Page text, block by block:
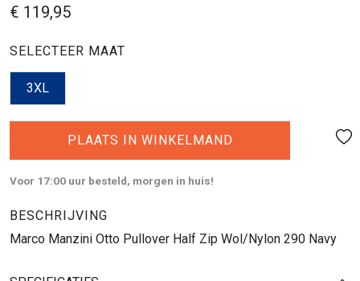
€ 119,95
SELECTEER MAAT
3XL
PLAATS IN WINKELMAND
Voor 17:00 uur besteld, morgen in huis!
BESCHRIJVING
Marco Manzini Otto Pullover Half Zip Wol/Nylon 290 Navy